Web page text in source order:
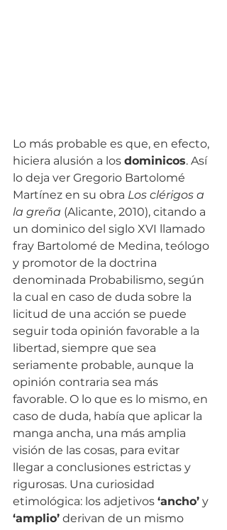
Lo más probable es que, en efecto,
hiciera alusión a los dominicos. Así
lo deja ver Gregorio Bartolomé
Martínez en su obra Los clérigos a
la greña (Alicante, 2010), citando a
un dominico del siglo XVI llamado
fray Bartolomé de Medina, teólogo
y promotor de la doctrina
denominada Probabilismo, según
la cual en caso de duda sobre la
licitud de una acción se puede
seguir toda opinión favorable a la
libertad, siempre que sea
seriamente probable, aunque la
opinión contraria sea más
favorable. O lo que es lo mismo, en
caso de duda, había que aplicar la
manga ancha, una más amplia
visión de las cosas, para evitar
llegar a conclusiones estrictas y
rigurosas. Una curiosidad
etimológica: los adjetivos ‘ancho’ y
‘amplio’ derivan de un mismo